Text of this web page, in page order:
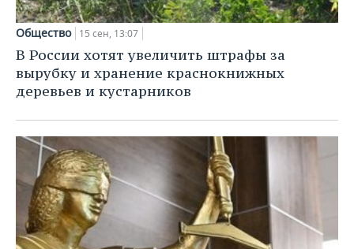
Общество 15 сен, 13:07
В России хотят увеличить штрафы за
вырубку и хранение краснокнижных
деревьев и кустарников